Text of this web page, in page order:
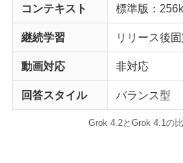
コンテキスト 標準版：
継続学習 リリース後
動画対応 非対応
回答スタイル バランス型
Grok 4.2とGrok 4.1の